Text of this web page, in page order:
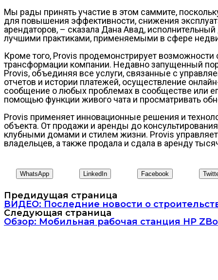
Мы рады принять участие в этом саммите,
для повышения эффективности, снижения
арендаторов, – сказала Дана Авад,
лучшими практиками, применяемыми в сфере
Кроме того, Provis продемонстрирует
трансформации компании. Недавно запущенный
Provis, объединяя все услуги, связанные с
отчетов и истории платежей, осуществление
сообщение о любых проблемах в сообществе или
помощью функции живого чата и просматривать
Provis применяет инновационные решения и
объекта. От продажи и аренды до
клубными домами и стилем жизни. Provis
владельцев, а также продала и сдала в аренду
WhatsApp LinkedIn Facebook
Предидущая страница
ВИДЕО: Последние новости о
Следующая страница
Обзор: Мобильная рабочая станция HP